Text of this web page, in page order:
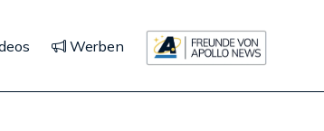
Werben